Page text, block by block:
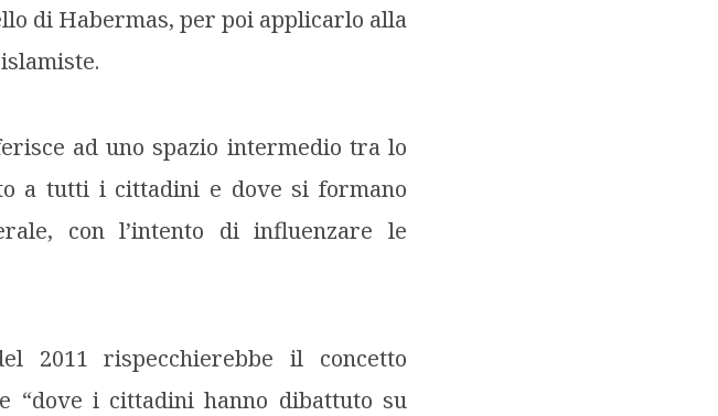
di Habermas, per poi applicarlo alla
ad uno spazio intermedio tra lo
a tutti i cittadini e dove si formano
con l’intento di influenzare le
2011 rispecchierebbe il concetto
“dove i cittadini hanno dibattuto su